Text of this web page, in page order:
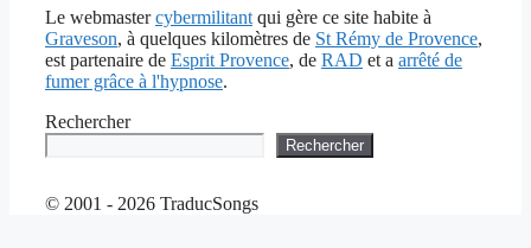
Le webmastercybermilitant qui gère ce site habite à
Graveson, à quelques kilomètres de St Rémy de Provence,
est partenaire de Esprit Provence, de RAD et a arrêté de
fumer grâce à l'hypnose.
Rechercher
Rechercher
© 2001 - 2026 TraducSongs